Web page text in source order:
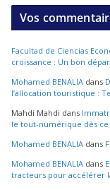
Vos
Facultad de Ciencias
croissance : Un bon
Mohamed BENALIA dans
l’allocation touristique :
Mahdi Mahdi dans
le tout-numérique dès
Mohamed BENALIA dans
Mohamed BENALIA dans
tracteurs pour accélérer